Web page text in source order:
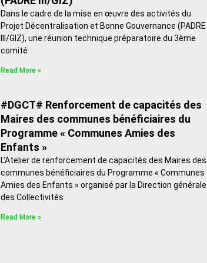
Dans le cadre de la mise en œuvre des activités du
Projet Décentralisation et Bonne Gouvernance (PADRE
III/GIZ), une réunion technique préparatoire du 3ème
comité
Read More »
#DGCT# Renforcement de capacités des
Maires des communes bénéficiaires du
Programme « Communes Amies des
Enfants »
L’Atelier de renforcement de capacités des Maires des
communes bénéficiaires du Programme « Communes
Amies des Enfants » organisé par la Direction générale
des Collectivités
Read More »